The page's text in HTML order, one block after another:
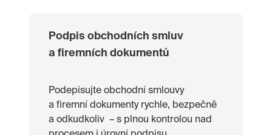
Podpis obchodních smluv
a firemních dokumentů
Podepisujte obchodní smlouvy
a firemní dokumenty rychle, bezpečně
a odkudkoliv – s plnou kontrolou nad